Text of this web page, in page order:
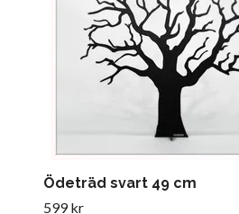
Ödeträd svart 49 cm
599 kr